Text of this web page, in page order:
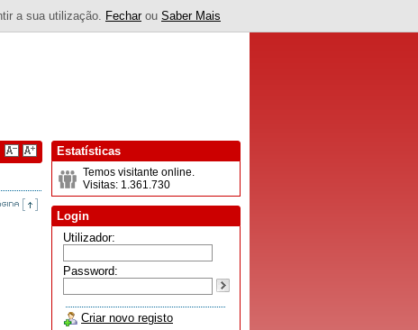
a sua utilização. Fecharou Saber Mais
Estatísticas
Temos visitante online.
Visitas: 1.361.730
Login
Utilizador:
Password:
Criar novo registo